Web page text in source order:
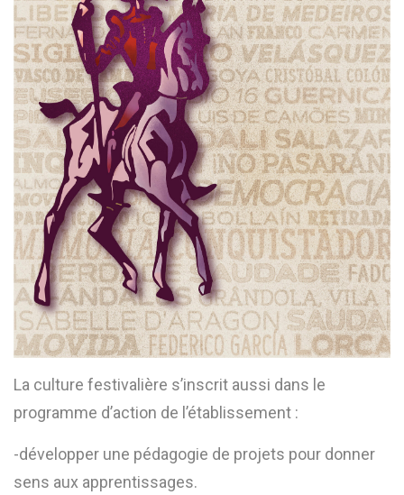
La culture festivalière s’inscrit aussi dans le
programme d’action de l’établissement :
-développer une pédagogie de projets pour donner
sens aux apprentissages.